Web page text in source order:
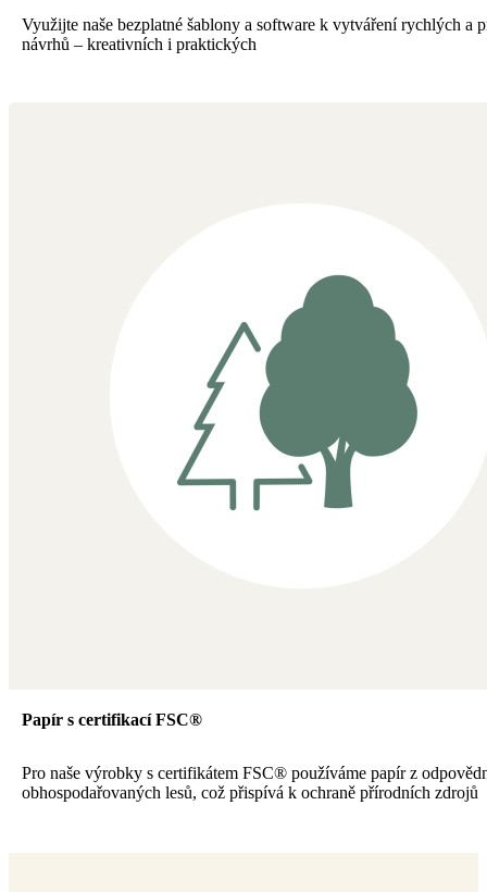
Využijte naše bezplatné šablony a software k vytváření rychlých a
návrhů – kreativních i praktických
Papír s certifikací FSC®
Pro naše výrobky s certifikátem FSC® používáme papír z
obhospodařovaných lesů, což přispívá k ochraně přírodních zdrojů